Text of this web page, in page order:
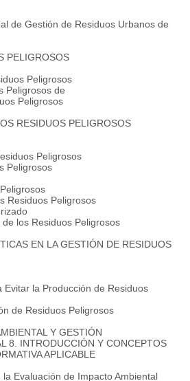
de Gestión de Residuos Urbanos de
PELIGROSOS
Peligrosos
Peligrosos de
Peligrosos
RESIDUOS PELIGROSOS
Peligrosos
Peligrosos
Residuos Peligrosos
los Residuos Peligrosos
EN LA GESTIÓN DE RESIDUOS
la Producción de Residuos
de Residuos Peligrosos
Y GESTIÓN
8. INTRODUCCIÓN Y CONCEPTOS
APLICABLE
Evaluación de Impacto Ambiental